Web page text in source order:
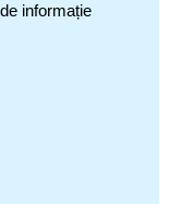
informație